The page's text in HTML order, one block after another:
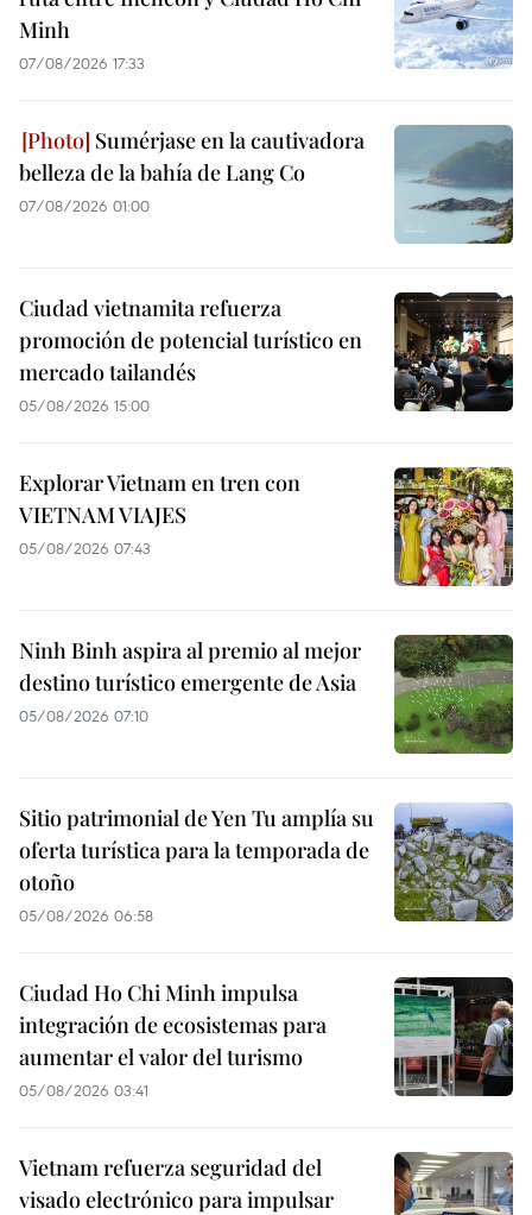
Minh
07/08/2026 17:33
Sumérjase en la cautivadora
belleza de la bahía de Lang Co
07/08/2026 01:00
Ciudad vietnamita refuerza
promoción de potencial turístico en
mercado tailandés
05/08/2026 15:00
Explorar Vietnam en tren con
VIETNAM VIAJES
05/08/2026 07:43
Ninh Binh aspira al premio al mejor
destino turístico emergente de Asia
05/08/2026 07:10
Sitio patrimonial de Yen Tu amplía su
oferta turística para la temporada de
otoño
05/08/2026 06:58
Ciudad Ho Chi Minh impulsa
integración de ecosistemas para
aumentar el valor del turismo
05/08/2026 03:41
Vietnam refuerza seguridad del
visado electrónico para impulsar